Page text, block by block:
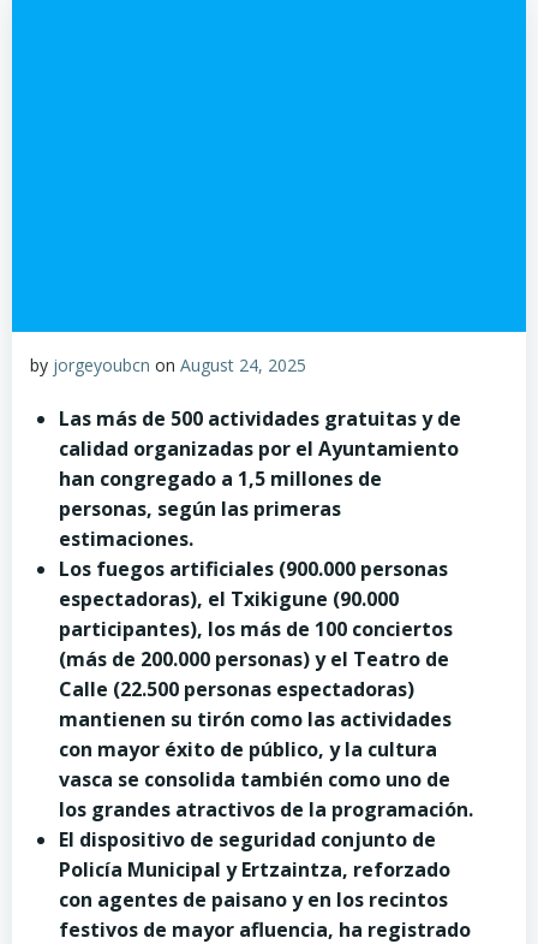
by jorgeyoubcn on August 24, 2025
Las más de 500 actividades gratuitas y de
calidad organizadas por el Ayuntamiento
han congregado a 1,5 millones de
personas, según las primeras
estimaciones.
Los fuegos artificiales (900.000 personas
espectadoras), el Txikigune (90.000
participantes), los más de 100 conciertos
(más de 200.000 personas) y el Teatro de
Calle (22.500 personas espectadoras)
mantienen su tirón como las actividades
con mayor éxito de público, y la cultura
vasca se consolida también como uno de
los grandes atractivos de la programación.
El dispositivo de seguridad conjunto de
Policía Municipal y Ertzaintza, reforzado
con agentes de paisano y en los recintos
festivos de mayor afluencia, ha registrado